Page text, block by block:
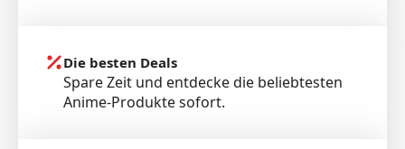
Die besten Deals
Spare Zeit und entdecke die beliebtesten
Anime-Produkte sofort.